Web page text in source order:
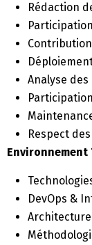
Rédaction
Analyse
Respect
Environnement
DevOps &